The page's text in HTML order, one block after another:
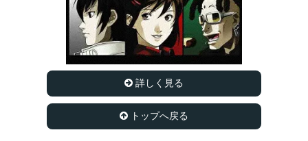
詳しく見る
トップへ戻る